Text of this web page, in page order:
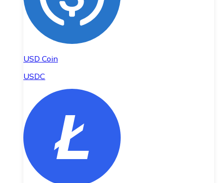
USD Coin
USDC